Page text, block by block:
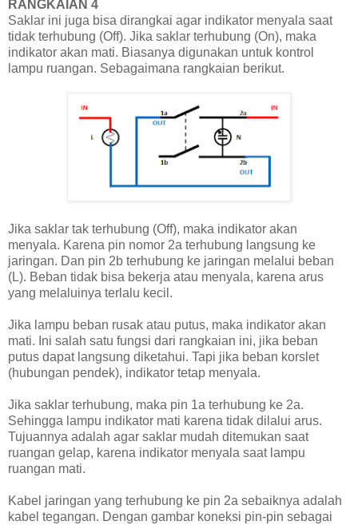
RANGKAIAN 4
Saklar ini juga bisa dirangkai agar indikator menyala saat
tidak terhubung (Off). Jika saklar terhubung (On), maka
indikator akan mati. Biasanya digunakan untuk kontrol
lampu ruangan. Sebagaimana rangkaian berikut.
Jika saklar tak terhubung (Off), maka indikator akan
menyala. Karena pin nomor 2a terhubung langsung ke
jaringan. Dan pin 2b terhubung ke jaringan melalui beban
(L). Beban tidak bisa bekerja atau menyala, karena arus
yang melaluinya terlalu kecil.
Jika lampu beban rusak atau putus, maka indikator akan
mati. Ini salah satu fungsi dari rangkaian ini, jika beban
putus dapat langsung diketahui. Tapi jika beban korslet
(hubungan pendek), indikator tetap menyala.
Jika saklar terhubung, maka pin 1a terhubung ke 2a.
Sehingga lampu indikator mati karena tidak dilalui arus.
Tujuannya adalah agar saklar mudah ditemukan saat
ruangan gelap, karena indikator menyala saat lampu
ruangan mati.
Kabel jaringan yang terhubung ke pin 2a sebaiknya adalah
kabel tegangan. Dengan gambar koneksi pin-pin sebagai